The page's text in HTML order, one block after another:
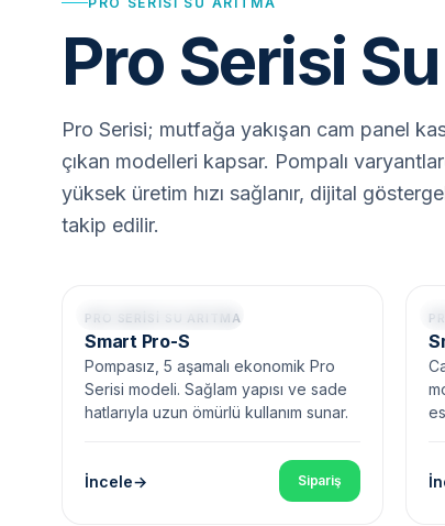
Pro Serisi
Pro Serisi; mutfağa yakışan cam panel
çıkan modelleri kapsar. Pompalı
yüksek üretim hızı sağlanır, dijital
takip edilir.
Pompasız • Cam Panel
PRO SERISI SU ARITMA
Smart Pro-S
Pompasız, 5 aşamalı ekonomik Pro
Serisi modeli. Sağlam yapısı ve sade
hatlarıyla uzun ömürlü kullanım sunar.
İncele Sipariş